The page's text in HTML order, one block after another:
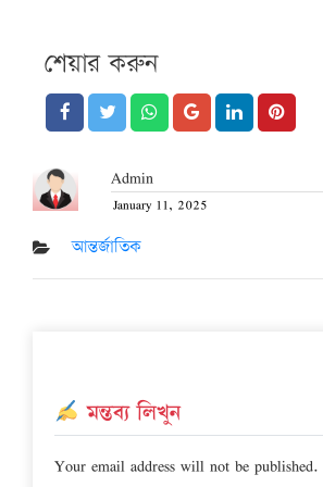
শেয়ার করুন
Admin
Posted
on
January 11, 2025
আন্তর্জাতিক
মন্তব্য লিখুন
Your email address will not be published.